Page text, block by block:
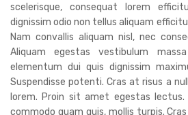
scelerisque, consequat lorem
dignissim odio non tellus aliquam
Nam convallis aliquam nisl, nec
Aliquam egestas vestibulum
elementum dui quis dignissim
Suspendisse potenti. Cras at risus a
lorem. Proin sit amet egestas
commodo quam quis, mollis turpis.